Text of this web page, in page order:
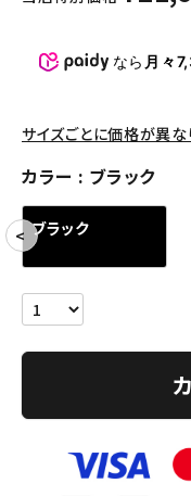
COLLABORATION
SEASON
CONTENTS
ACCOUNT MENU
ようこそ ゲスト 様
Follow
なら 月々
サイズごとに価格が異な
カラー ブラック
ブラック